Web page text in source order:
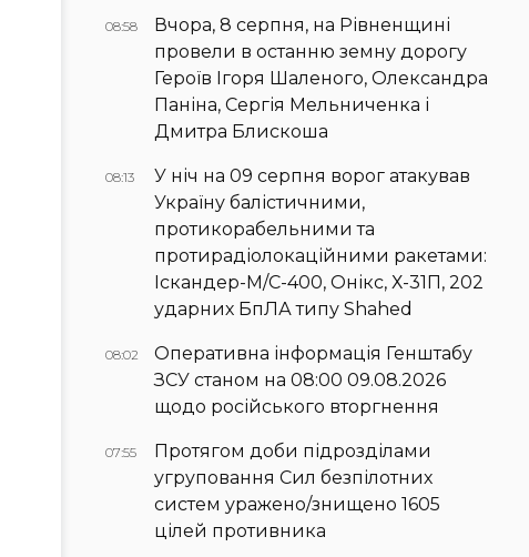
08:58
Вчора, 8 серпня, на Рівненщині
провели в останню земну дорогу
Героїв Ігоря Шаленого, Олександра
Паніна, Сергія Мельниченка і
Дмитра Блискоша
08:13
У ніч на 09 серпня ворог атакував
Україну балістичними,
протикорабельними та
протирадіолокаційними ракетами:
Іскандер-М/С-400, Онікс, Х-31П, 202
ударних БпЛА типу Shahed
08:02
Оперативна інформація Генштабу
ЗСУ станом на 08:00 09.08.2026
щодо російського вторгнення
07:55
Протягом доби підрозділами
угруповання Сил безпілотних
систем уражено/знищено 1605
цілей противника